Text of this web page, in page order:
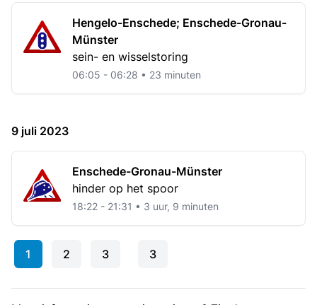
Hengelo-Enschede; Enschede-Gronau-
Münster
sein- en wisselstoring
06:05 - 06:28 • 23 minuten
9 juli 2023
Enschede-Gronau-Münster
hinder op het spoor
18:22 - 21:31 • 3 uur, 9 minuten
1 2 3 3